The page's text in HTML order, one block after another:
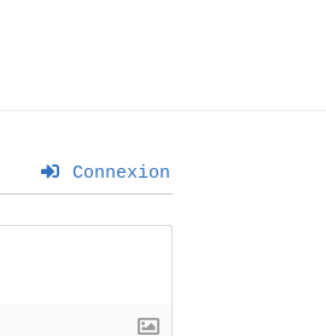
Connexion